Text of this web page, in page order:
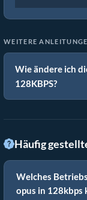
WEITERE
Wie ändere ich
128KBPS?
Häufig
Welches
opus in 128kbps